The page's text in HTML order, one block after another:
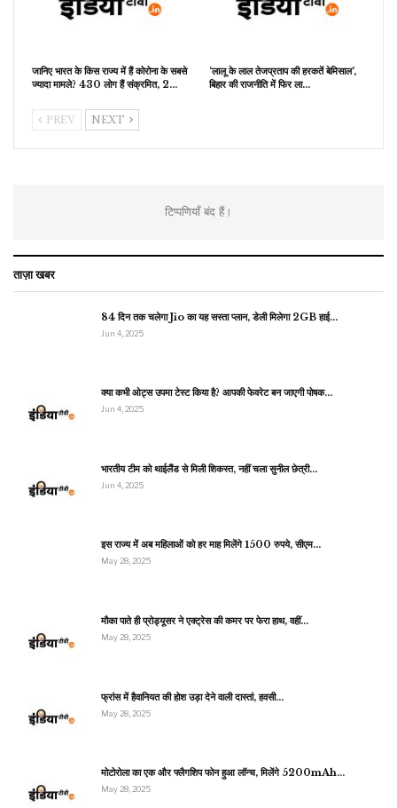
जानिए भारत के किस राज्य में हैं कोरोना के सबसे
ज्यादा मामले? 430 लोग हैं संक्रमित, 2…
‘लालू के लाल तेजप्रताप की हरकतें बेमिसाल’,
बिहार की राजनीति में फिर ला…
PREV NEXT
टिप्पणियाँ बंद हैं।
ताज़ा खबर
84 दिन तक चलेगा Jio का यह सस्ता प्लान, डेली मिलेगा 2GB हाई…
Jun 4, 2025
क्या कभी ओट्स उपमा टेस्ट किया है? आपकी फेवरेट बन जाएगी पोषक…
Jun 4, 2025
भारतीय टीम को थाईलैंड से मिली शिकस्त, नहीं चला सुनील छेत्री…
Jun 4, 2025
इस राज्य में अब महिलाओं को हर माह मिलेंगे 1500 रुपये, सीएम…
May 28, 2025
मौका पाते ही प्रोड्यूसर ने एक्ट्रेस की कमर पर फेरा हाथ, वहीं…
May 28, 2025
फ्रांस में हैवानियत की होश उड़ा देने वाली दास्तां, हवसी…
May 28, 2025
मोटोरोला का एक और फ्लैगशिप फोन हुआ लॉन्च, मिलेंगे 5200mAh…
May 28, 2025